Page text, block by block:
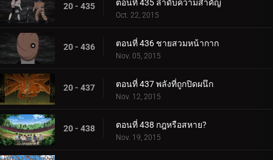
20 - 435 ตอนที่ 435 ลำดับความสำคัญ
Oct. 22, 2015
20 - 436 ตอนที่ 436 ชายสวมหน้ากาก
Nov. 05, 2015
20 - 437 ตอนที่ 437 พลังที่ถูกปิดผนึก
Nov. 12, 2015
20 - 438 ตอนที่ 438 กฎหรือสหาย?
Nov. 19, 2015